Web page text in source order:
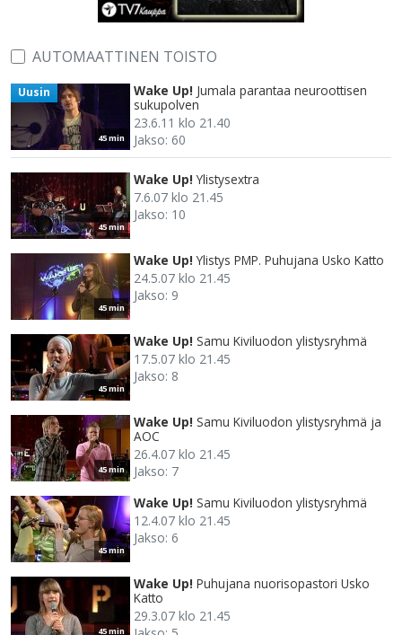
AUTOMAATTINEN TOISTO
45 min
Uusin Wake Up! Jumala parantaa neuroottisen
sukupolven
23.6.11 klo 21.40
Jakso: 60
45 min
Wake Up! Ylistysextra
7.6.07 klo 21.45
Jakso: 10
45 min
Wake Up! Ylistys PMP. Puhujana Usko Katto
24.5.07 klo 21.45
Jakso: 9
45 min
Wake Up! Samu Kiviluodon ylistysryhmä
17.5.07 klo 21.45
Jakso: 8
45 min
Wake Up! Samu Kiviluodon ylistysryhmä ja
AOC
26.4.07 klo 21.45
Jakso: 7
45 min
Wake Up! Samu Kiviluodon ylistysryhmä
12.4.07 klo 21.45
Jakso: 6
45 min
Wake Up! Puhujana nuorisopastori Usko
Katto
29.3.07 klo 21.45